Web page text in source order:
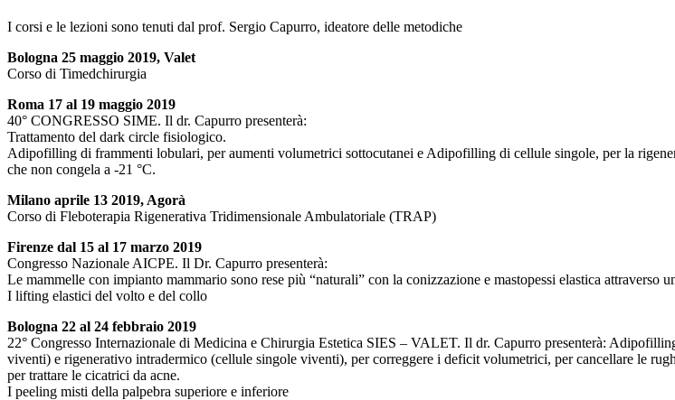
I corsi e le lezioni sono tenuti dal prof. Sergio Capurro, ideatore delle metodiche
Bologna 25 maggio 2019, Valet
Corso di Timedchirurgia
Roma 17 al 19 maggio 2019
40° CONGRESSO SIME. Il dr. Capurro presenterà:
Trattamento del dark circle fisiologico.
Adipofilling di frammenti lobulari, per aumenti volumetrici sottocutanei e Adipofilling di cellule singole, per la
che non congela a -21 °C.
Milano aprile 13 2019, Agorà
Corso di Fleboterapia Rigenerativa Tridimensionale Ambulatoriale (TRAP)
Firenze dal 15 al 17 marzo 2019
Congresso Nazionale AICPE. Il Dr. Capurro presenterà:
Le mammelle con impianto mammario sono rese più “naturali” con la conizzazione e mastopessi elastica attraverso
I lifting elastici del volto e del collo
Bologna 22 al 24 febbraio 2019
22° Congresso Internazionale di Medicina e Chirurgia Estetica SIES – VALET. Il dr. Capurro presenterà:
viventi) e rigenerativo intradermico (cellule singole viventi), per correggere i deficit volumetrici, per cancellare le
per trattare le cicatrici da acne.
I peeling misti della palpebra superiore e inferiore